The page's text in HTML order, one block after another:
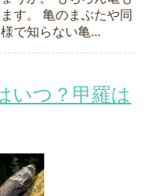
す。 亀のまぶたや同
で知らない亀...
いつ？甲羅は